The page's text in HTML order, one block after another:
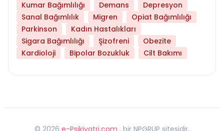
Kumar Bağımlılığı
Demans
Depresyon
Sanal Bağımlılık
Migren
Opiat Bağımlılığı
Parkinson
Kadın Hastalıkları
Sigara Bağımlılığı
Şizofreni
Obezite
Kardioloji
Bipolar Bozukluk Cilt Bakımı
© 2026 e-Psikiyatri.com , bir NPGRUP sitesidir,